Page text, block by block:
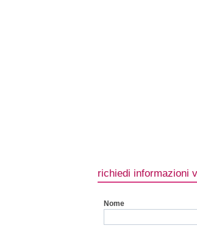
richiedi informazioni
Nome